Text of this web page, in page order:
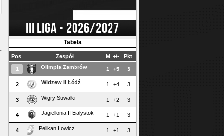
III LIGA - 2026/2027
Tabela
Pos Zespół M +/- Pkt
1 Olimpia Zambrów 1 +5 3
2 Widzew II Łódź 1 +4 3
3 Wigry Suwałki 1 +2 3
4 Jagiellonia II Białystok 1 +1 3
4 Pelikan Łowicz 1 +1 3